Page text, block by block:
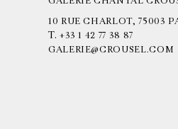
10 RUE CHARLOT, 75003
T. +33 1 42 77 38 87
GALERIE@CROUSEL.COM